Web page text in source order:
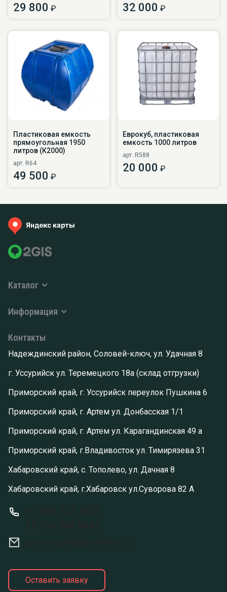
29 800 ₽ 32 000 ₽
Пластиковая емкость
прямоугольная 1950
литров (К2000)
арт. R64
49 500 ₽
Еврокуб, пластиковая
емкость 1000 литров
арт. R588
20 000 ₽
Каталог
Информация
Контакты
Надеждинский район, Соловей-ключ, ул. Удачная 8
г. Уссурийск ул. Теремецкого 18а (склад отгрузки)
Приморский край, г. Уссурийск переулок Пушкина 6
Приморский край, г. Артем ул. Донбасская 1/1
Приморский край, г. Артем ул. Карагандинская 49 а
Приморский край, г.Владивосток ул. Тимирязева 31
Хабаровский край, с. Тополево, ул. Дачная 8
Хабаровский край, г.Хабаровск ул.Суворова 82 А
Оставить заявку